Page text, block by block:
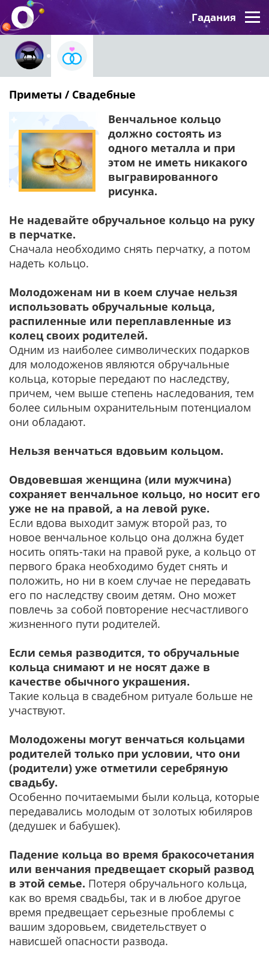
Гадания
Приметы / Свадебные
Венчальное кольцо
должно состоять из
одного металла и при
этом не иметь никакого
выгравированного
рисунка.
Не надевайте обручальное кольцо на руку
в перчатке.
Сначала необходимо снять перчатку, а потом
надеть кольцо.
Молодоженам ни в коем случае нельзя
использовать обручальные кольца,
распиленные или переплавленные из
колец своих родителей.
Одним из наиболее символических подарков
для молодоженов являются обручальные
кольца, которые передают по наследству,
причем, чем выше степень наследования, тем
более сильным охранительным потенциалом
они обладают.
Нельзя венчаться вдовьим кольцом.
Овдовевшая женщина (или мужчина)
сохраняет венчальное кольцо, но носит его
уже не на правой, а на левой руке.
Если вдова выходит замуж второй раз, то
новое венчальное кольцо она должна будет
носить опять-таки на правой руке, а кольцо от
первого брака необходимо будет снять и
положить, но ни в коем случае не передавать
его по наследству своим детям. Оно может
повлечь за собой повторение несчастливого
жизненного пути родителей.
Если семья разводится, то обручальные
кольца снимают и не носят даже в
качестве обычного украшения.
Такие кольца в свадебном ритуале больше не
участвуют.
Молодожены могут венчаться кольцами
родителей только при условии, что они
(родители) уже отметили серебряную
свадьбу.
Особенно почитаемыми были кольца, которые
передавались молодым от золотых юбиляров
(дедушек и бабушек).
Падение кольца во время бракосочетания
или венчания предвещает скорый развод
в этой семье. Потеря обручального кольца,
как во время свадьбы, так и в любое другое
время предвещает серьезные проблемы с
вашим здоровьем, свидетельствует о
нависшей опасности развода.